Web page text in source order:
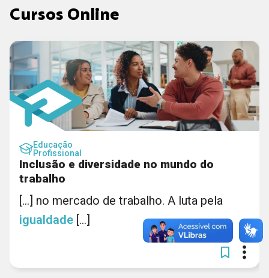
Cursos Online
Educação
Profissional
Inclusão e diversidade no mundo do
trabalho
[...] no mercado de trabalho. A luta pela
igualdade [...]